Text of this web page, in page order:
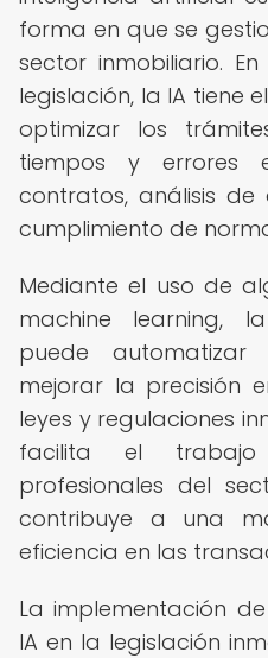
forma en que se
sector inmobiliario.
legislación, la IA tiene
optimizar los
tiempos y errores
contratos, análisis
cumplimiento de
Mediante el uso de
machine learning,
puede
mejorar la precisión
leyes y regulaciones
facilita el
profesionales del
contribuye a una
eficiencia en las
La implementación
IA en la legislación